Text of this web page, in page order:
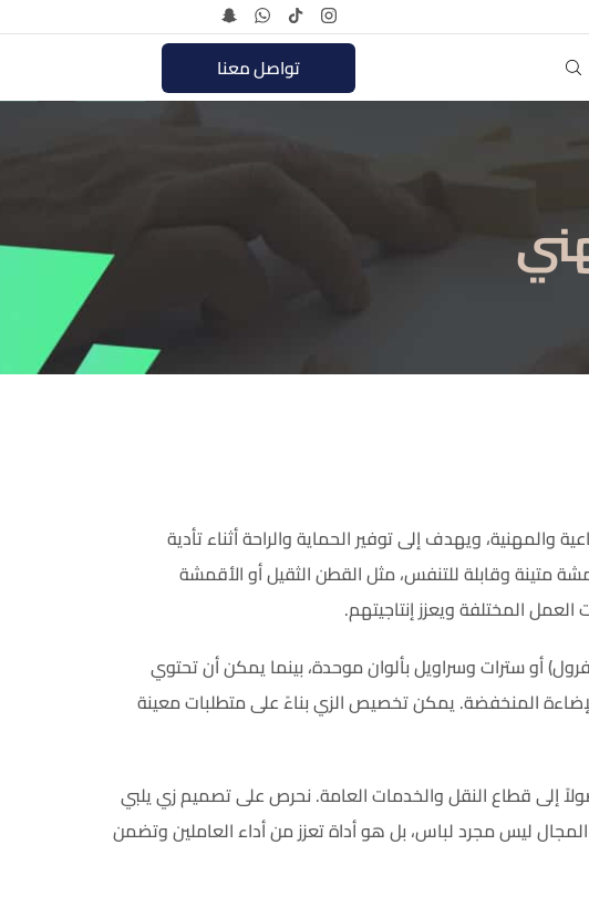
تواصل معنا
ويهدف إلى توفير الحماية والراحة أثناء تأدية
متينة وقابلة للتنفس، مثل القطن الثقيل أو الأقمشة
المختلفة ويعزز إنتاجيتهم.
أو سترات وسراويل بألوان موحدة، بينما يمكن أن تحتوي
المنخفضة. يمكن تخصيص الزي بناءً على متطلبات معينة
إلى قطاع النقل والخدمات العامة. نحرص على تصميم زي يلبي
المجال ليس مجرد لباس، بل هو أداة تعزز من أداء العاملين وتضمن